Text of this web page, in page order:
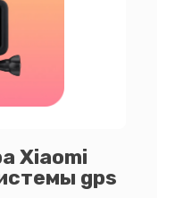
Xiaomi
gps